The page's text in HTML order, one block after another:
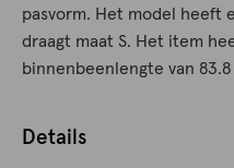
pasvorm. Het model heeft
draagt maat S. Het item
binnenbeenlengte van 83.8
Details